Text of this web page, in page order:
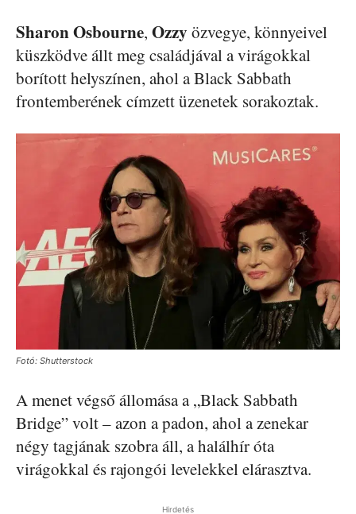
Sharon Osbourne, Ozzy özvegye, könnyeivel
küszködve állt meg családjával a virágokkal
borított helyszínen, ahol a Black Sabbath
frontemberének címzett üzenetek sorakoztak.
Fotó: Shutterstock
A menet végső állomása a „Black Sabbath
Bridge” volt – azon a padon, ahol a zenekar
négy tagjának szobra áll, a halálhír óta
virágokkal és rajongói levelekkel elárasztva.
Hirdetés